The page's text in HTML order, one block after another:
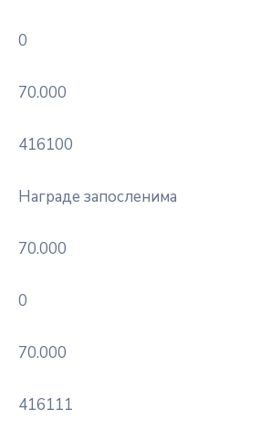
0
70.000
416100
Награде запосленима
70.000
0
70.000
416111